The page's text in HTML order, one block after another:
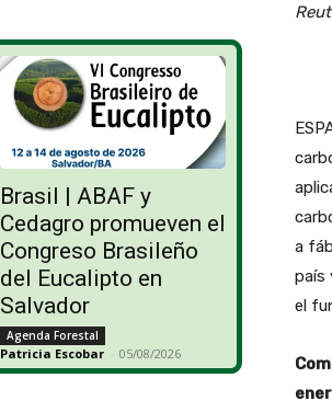
Brasil | ABAF y
Cedagro promueven el
Congreso Brasileño
del Eucalipto en
Salvador
Agenda Forestal
Patricia Escobar - 05/08/2026
a
país
el